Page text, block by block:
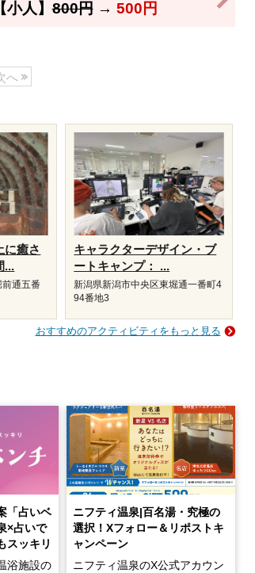
人】800円→ 500円
へ
に癒さ
...
通五番
キャラクターデザイン・ブ
ートキャンプ： ...
新潟県新潟市中央区東堀通一番町4
94番地3
おすすめのアクティビティをもっと見る
「占いベ
×占いで
スッキリ
浴施設の
ニフティ温泉|百名湯・究極の
選択！Xフォロー＆リポストキ
ャンペーン
ニフティ温泉のX公式アカウン